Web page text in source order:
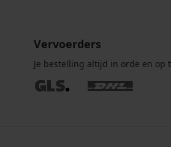
Vervoerders
Je bestelling altijd in orde en op